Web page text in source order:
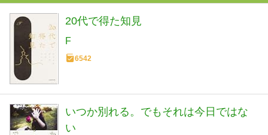
20代で得た知見
F
6542
いつか別れる。でもそれは今日ではな
い